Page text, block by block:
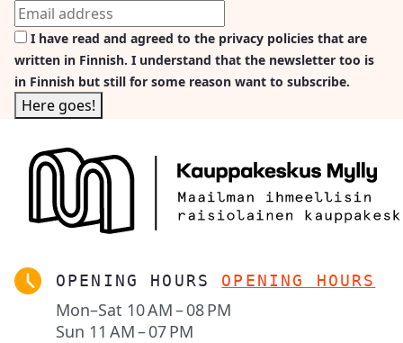
I have read and agreed to the privacy policies that are
written in Finnish. I understand that the newsletter too is
in Finnish but still for some reason want to subscribe.
OPENING HOURS OPENING HOURS
Mon–Sat 10 AM – 08 PM
Sun 11 AM – 07 PM